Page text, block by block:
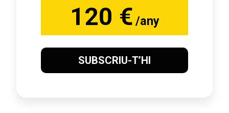
120 € /any
SUBSCRIU-T’HI